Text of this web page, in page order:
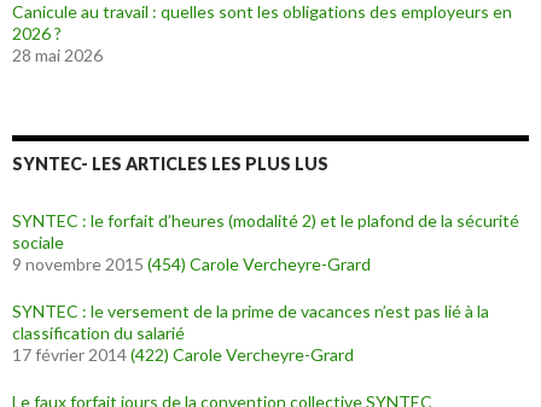
Canicule au travail : quelles sont les obligations des employeurs en
2026 ?
28 mai 2026
SYNTEC- LES ARTICLES LES PLUS LUS
SYNTEC : le forfait d’heures (modalité 2) et le plafond de la sécurité
sociale
9 novembre 2015 (454) Carole Vercheyre-Grard
SYNTEC : le versement de la prime de vacances n’est pas lié à la
classification du salarié
17 février 2014(422) Carole Vercheyre-Grard
Le faux forfait jours de la convention collective SYNTEC